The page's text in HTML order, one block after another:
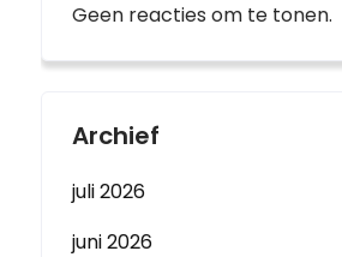
Geen reacties om te tonen.
Archief
juli 2026
juni 2026